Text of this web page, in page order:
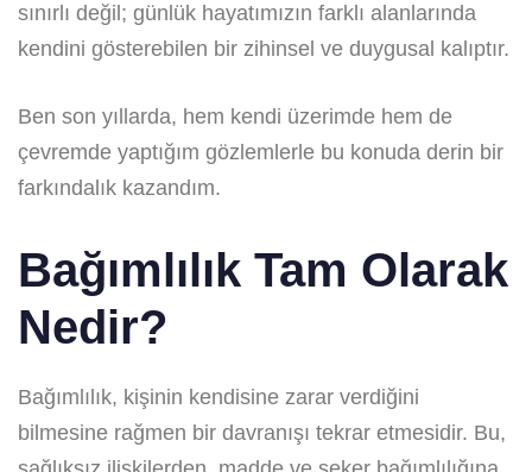
sınırlı değil; günlük hayatımızın farklı alanlarında
kendini gösterebilen bir zihinsel ve duygusal kalıptır.
Ben son yıllarda, hem kendi üzerimde hem de
çevremde yaptığım gözlemlerle bu konuda derin bir
farkındalık kazandım.
Bağımlılık Tam Olarak
Nedir?
Bağımlılık, kişinin kendisine zarar verdiğini
bilmesine rağmen bir davranışı tekrar etmesidir. Bu,